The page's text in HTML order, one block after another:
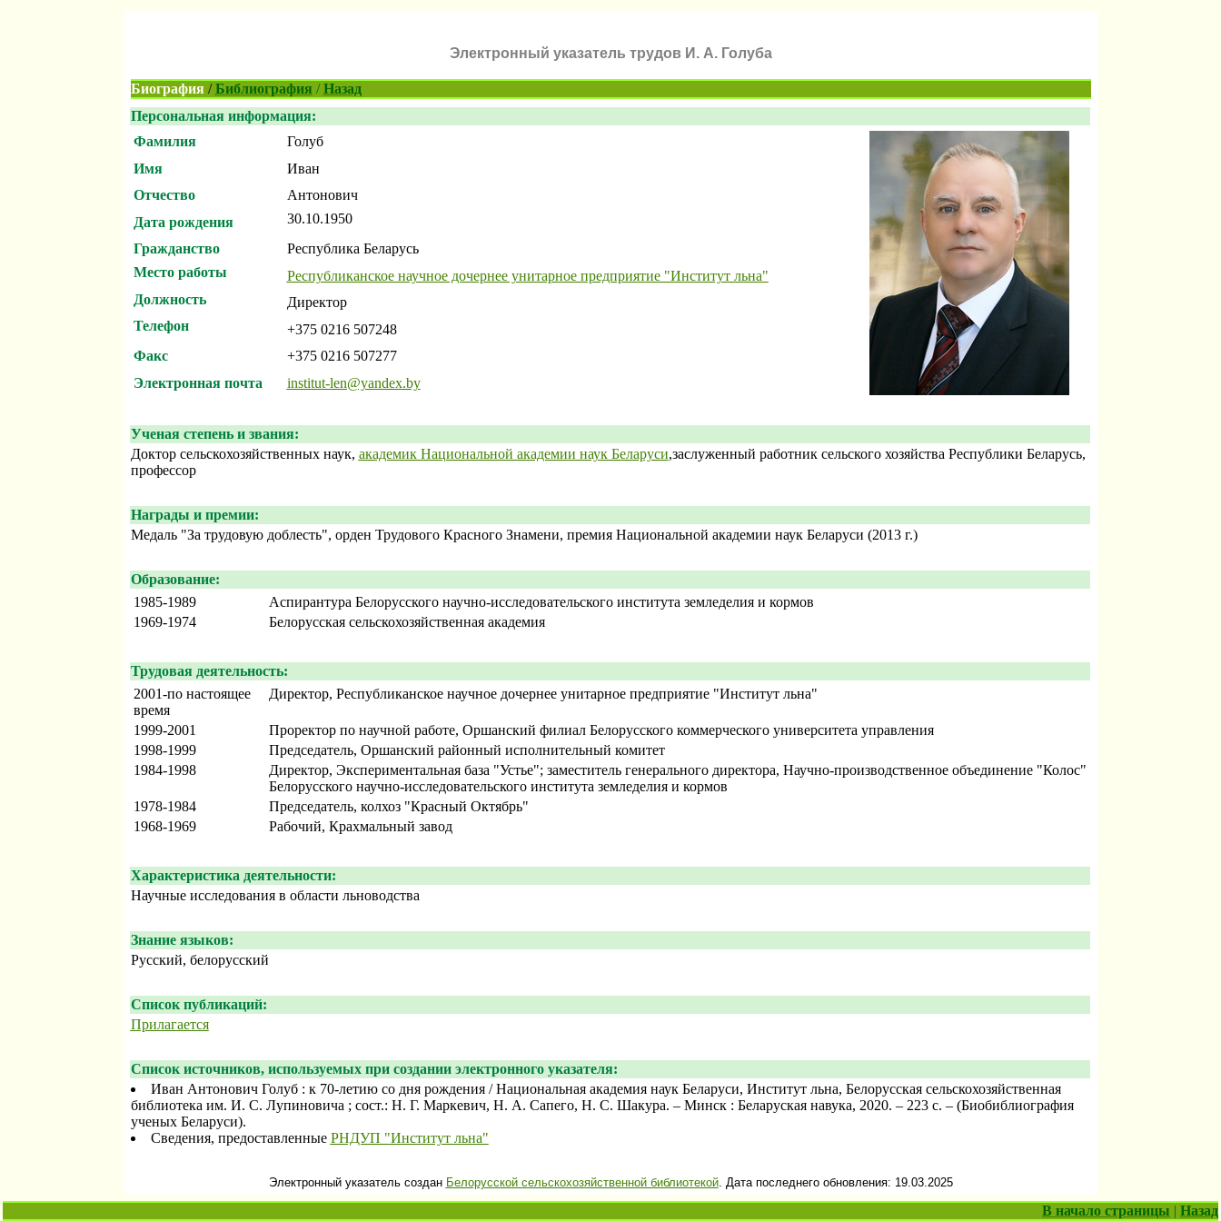
Электронный указатель трудов И. А. Голуба
Биография /Библиография /Назад
Персональная информация:
Фамилия
Голуб
Имя
Иван
Отчество
Антонович
Дата рождения
30.10.1950
Гражданство
Республика Беларусь
Место работы
Республиканское научное дочернее унитарное предприятие "Институт льна"
Должность
Директор
Телефон
+375 0216 507248
Факс
+375 0216 507277
Электронная почта
institut-len@yandex.by
Ученая степень и звания:
Доктор сельскохозяйственных наук, академик Национальной академии наук Беларуси,заслуженный работник сельского хозяйства Республики Беларусь,
профессор
Награды и премии:
Медаль "За трудовую доблесть", орден Трудового Красного Знамени, премия Национальной академии наук Беларуси (2013 г.)
Образование:
1985-1989
Аспирантура Белорусского научно-исследовательского института земледелия и кормов
1969-1974
Белорусская сельскохозяйственная академия
Трудовая деятельность:
2001-по настоящее
время
Директор, Республиканское научное дочернее унитарное предприятие "Институт льна"
1999-2001
Проректор по научной работе, Оршанский филиал Белорусского коммерческого университета управления
1998-1999
Председатель, Оршанский районный исполнительный комитет
1984-1998
Директор, Экспериментальная база "Устье"; заместитель генерального директора, Научно-производственное объединение "Колос"
Белорусского научно-исследовательского института земледелия и кормов
1978-1984
Председатель, колхоз "Красный Октябрь"
1968-1969
Рабочий, Крахмальный завод
Характеристика деятельности:
Научные исследования в области льноводства
Знание языков:
Русский, белорусский
Список публикаций:
Прилагается
Список источников, используемых при создании электронного указателя:
Иван Антонович Голуб : к 70-летию со дня рождения / Национальная академия наук Беларуси, Институт льна, Белорусская сельскохозяйственная
библиотека им. И. С. Лупиновича ; сост.: Н. Г. Маркевич, Н. А. Сапего, Н. С. Шакура. – Минск : Беларуская навука, 2020. – 223 с. – (Биобиблиография
ученых Беларуси).
Сведения, предоставленные РНДУП "Институт льна"
Электронный указатель создан Белорусской сельскохозяйственной библиотекой. Дата последнего обновления: 19.03.2025
В начало страницы | Назад